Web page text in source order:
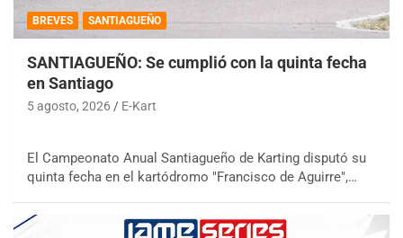
BREVES SANTIAGUEÑO
SANTIAGUEÑO: Se cumplió con la quinta fecha
en Santiago
5 agosto, 2026 E-Kart
El Campeonato Anual Santiagueño de Karting disputó su
quinta fecha en el kartódromo "Francisco de Aguirre",…